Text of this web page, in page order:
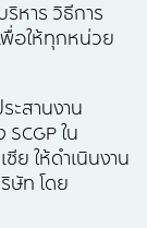
หาร วิธีการ
พื่อให้ทุกหน่วย
ะสานงาน
ใน
ย ให้ดำเนินงาน
ษัท โดย